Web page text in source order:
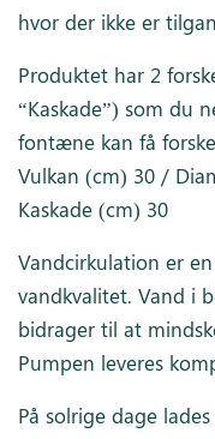
hvor der ikke er
Produktet har 2
“Kaskade”) som du
fontæne kan få
Vulkan (cm) 30 /
Kaskade (cm) 30
Vandcirkulation er
vandkvalitet. Vand i
bidrager til at
Pumpen leveres
På solrige dage